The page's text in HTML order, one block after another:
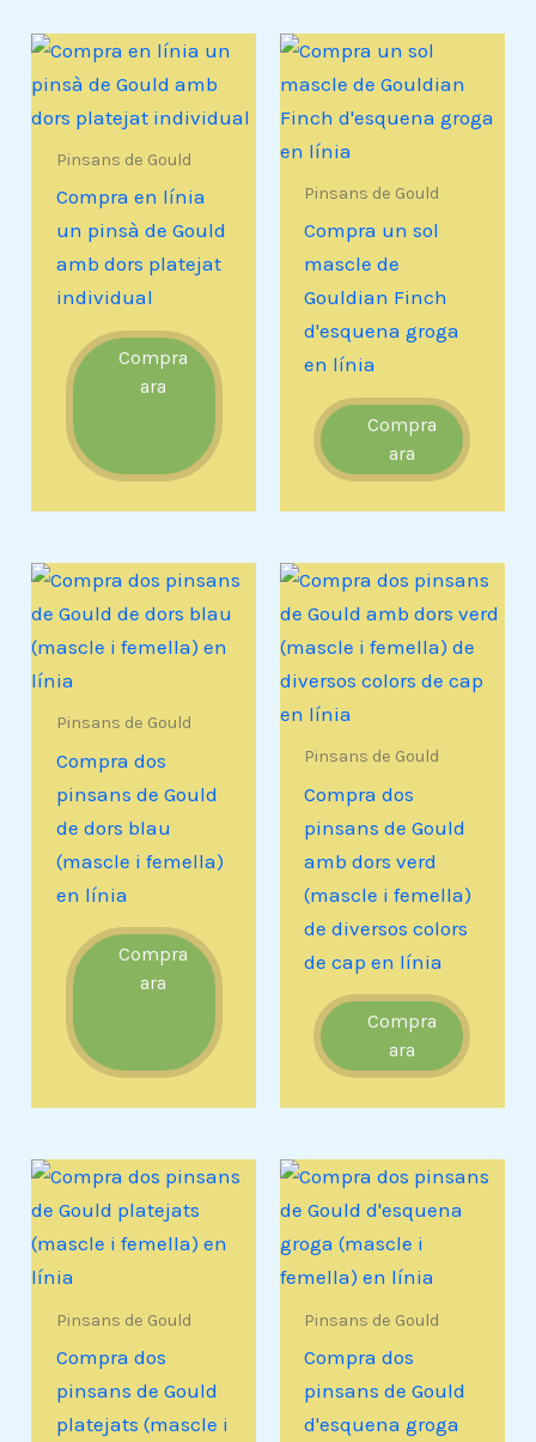
Pinsans de Gould
Compra en línia
un pinsà de Gould
amb dors platejat
individual
Compra
ara
Pinsans de Gould
Compra un sol
mascle de
Gouldian Finch
d'esquena groga
en línia
Compra
ara
Pinsans de Gould
Compra dos
pinsans de Gould
de dors blau
(mascle i femella)
en línia
Compra
ara
Pinsans de Gould
Compra dos
pinsans de Gould
amb dors verd
(mascle i femella)
de diversos colors
de cap en línia
Compra
ara
Pinsans de Gould
Compra dos
pinsans de Gould
platejats (mascle i
Pinsans de Gould
Compra dos
pinsans de Gould
d'esquena groga